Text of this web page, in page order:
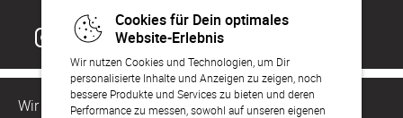
Cookies für Dein optimales
Website-Erlebnis
Wir nutzen Cookies und Technologien, um Dir
personalisierte Inhalte und Anzeigen zu zeigen, noch
bessere Produkte und Services zu bieten und deren
Performance zu messen, sowohl auf unseren eigenen
Wir sind für Dich da